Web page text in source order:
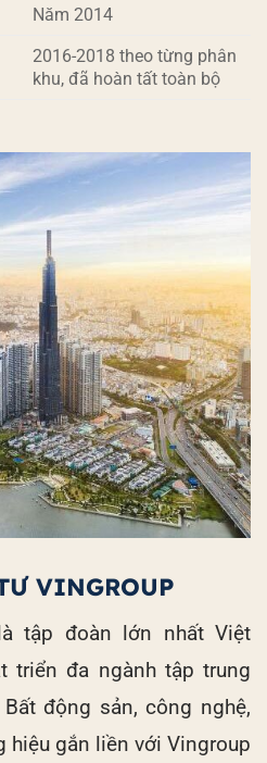
Năm 2014
2016-2018 theo từng phân
khu, đã hoàn tất toàn bộ
VINGROUP
tập đoàn lớn nhất Việt
triển đa ngành tập trung
động sản, công nghệ,
hiệu gắn liền với Vingroup